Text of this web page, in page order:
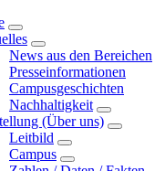
News aus den Bereichen
Presseinformationen
Campusgeschichten
Nachhaltigkeit
(Über uns)
Leitbild
Campus